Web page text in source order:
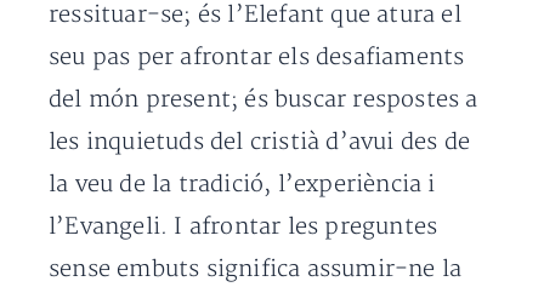
ressituar-se; és l’Elefant que atura el
seu pas per afrontar els desafiaments
del món present; és buscar respostes a
les inquietuds del cristià d’avui des de
la veu de la tradició, l’experiència i
l’Evangeli. I afrontar les preguntes
sense embuts significa assumir-ne la